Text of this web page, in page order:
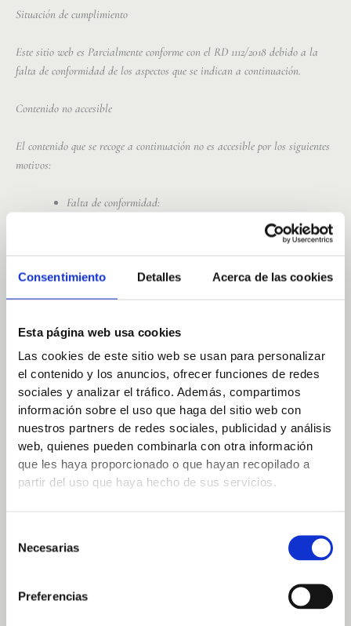
Consentimiento Detalles Acerca de las cookies
Esta página web usa cookies
Las cookies de este sitio web se usan para personalizar
el contenido y los anuncios, ofrecer funciones de redes
sociales y analizar el tráfico. Además, compartimos
información sobre el uso que haga del sitio web con
nuestros partners de redes sociales, publicidad y análisis
web, quienes pueden combinarla con otra información
que les haya proporcionado o que hayan recopilado a
partir del uso que haya hecho de sus servicios.
Necesarias
Preferencias
Situación de cumplimiento
Este sitio web es Parcialmente conforme con el RD 1112/2018 debido a la
falta de conformidad de los aspectos que se indican a continuación.
Contenido no accesible
El contenido que se recoge a continuación no es accesible por los siguientes
motivos:
Falta de conformidad:
Puede existir elementos de encabezado incorrectamente
implementados, o cuyo orden lógico no sea el correcto –
UNE-EN 301549:2022
Pueden existir algunos enlaces cuya función u objetivo
9.2.4.4 Propósito de los enlaces de UNE-EN 301549:2020
Pueden existir encabezados que no sean claros o breves,
o que no deberían ser encabezados – Requisito número
9.2.4.6 Encabezados y etiquetas de UNE-EN 301549:2022
Puede haber campos de formulario donde su etiqueta
no sea correcta o no exista – Requisito número 9.3.3.2
Etiquetas o instrucciones de UNE-EN 301549:2022
Pueden existir algunos errores de parseo en el código –
Requisito número 9.4.1.1 Procesamiento de UNE-EN
aplicable.